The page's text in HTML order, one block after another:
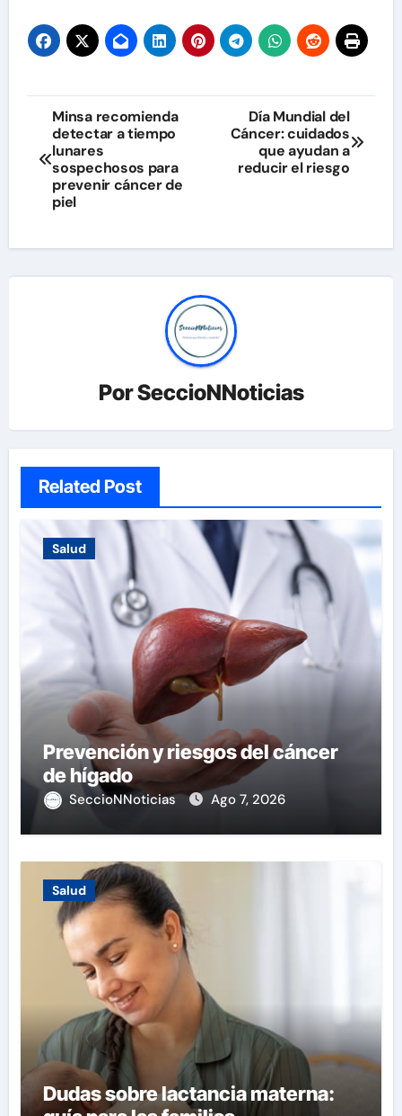
Navegación
de
entradas
Minsa recomienda
detectar a tiempo
lunares
sospechosos para
prevenir cáncer de
piel
Día Mundial del
Cáncer: cuidados
que ayudan a
reducir el riesgo
PorSeccioNNoticias
Related Post
Salud
Prevención y riesgos del cáncer
de hígado
SeccioNNoticias Ago 7, 2026
Salud
Dudas sobre lactancia materna: